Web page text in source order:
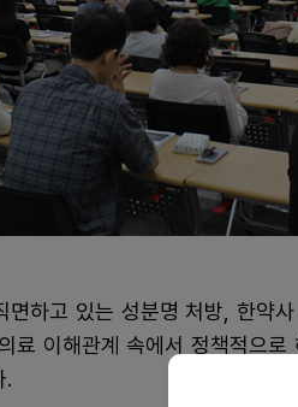
면하고 있는 성분명 처방, 한약
료 이해관계 속에서 정책적으
.